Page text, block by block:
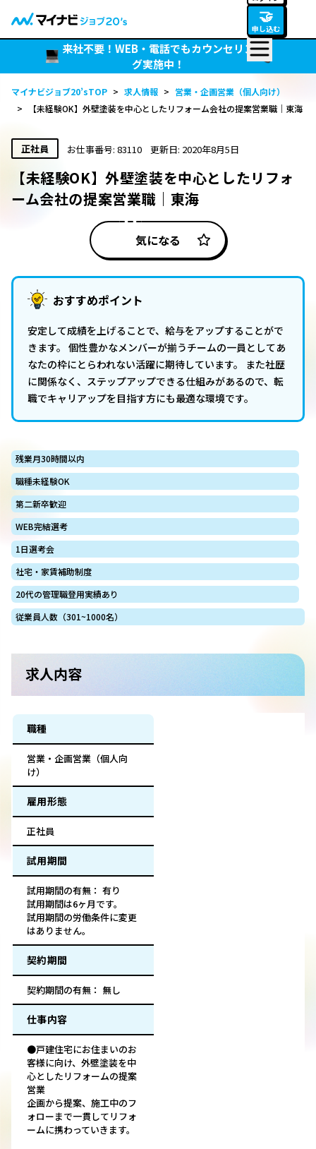
🤝
申し込む
来社不要！WEB・電話でもカウンセリン
グ実施中！
マイナビジョブ20’sTOP > 求人情報 > 営業・企画営業（個人向け）
>
【未経験OK】外壁塗装を中心としたリフォーム会社の提案営業職｜東海
正社員 お仕事番号: 83110 更新日: 2020年8月5日
【未経験OK】外壁塗装を中心としたリフォ
ーム会社の提案営業職｜東海
気になる
おすすめポイント
安定して成績を上げることで、給与をアップすることがで
きます。 個性豊かなメンバーが揃うチームの一員としてあ
なたの枠にとらわれない活躍に期待しています。 また社歴
に関係なく、ステップアップできる仕組みがあるので、転
職でキャリアップを目指す方にも最適な環境です。
残業月30時間以内
職種未経験OK
第二新卒歓迎
WEB完結選考
1日選考会
社宅・家賃補助制度
20代の管理職登用実績あり
従業員人数（301~1000名）
求人内容
職種
営業・企画営業（個人向
け）
雇用形態
正社員
試用期間
試用期間の有無： 有り
試用期間は6ヶ月です。
試用期間の労働条件に変更
はありません。
契約期間
契約期間の有無： 無し
仕事内容
●戸建住宅にお住まいのお
客様に向け、外壁塗装を中
心としたリフォームの提案
営業
企画から提案、施工中のフ
ォローまで一貫してリフォ
ームに携わっていきます。